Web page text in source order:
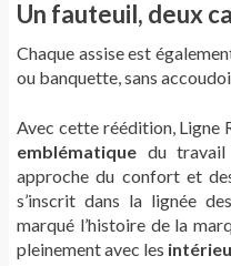
Un fauteuil, deux
Chaque assise est
ou banquette, sans
Avec cette réédition, Ligne
emblématique du
approche du confort et
s’inscrit dans la lignée
marqué l’histoire de la
pleinement avec les